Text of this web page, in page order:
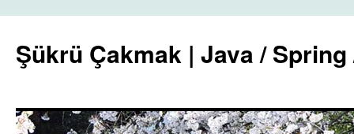
Şükrü Çakmak | Java /